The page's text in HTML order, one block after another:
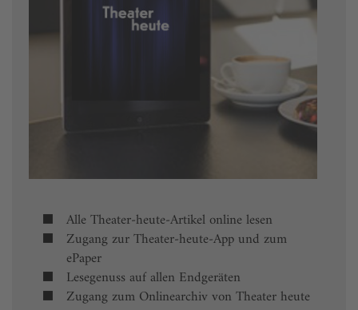
Alle Theater-heute-Artikel online lesen
Zugang zur Theater-heute-App und zum
ePaper
Lesegenuss auf allen Endgeräten
Zugang zum Onlinearchiv von Theater heute